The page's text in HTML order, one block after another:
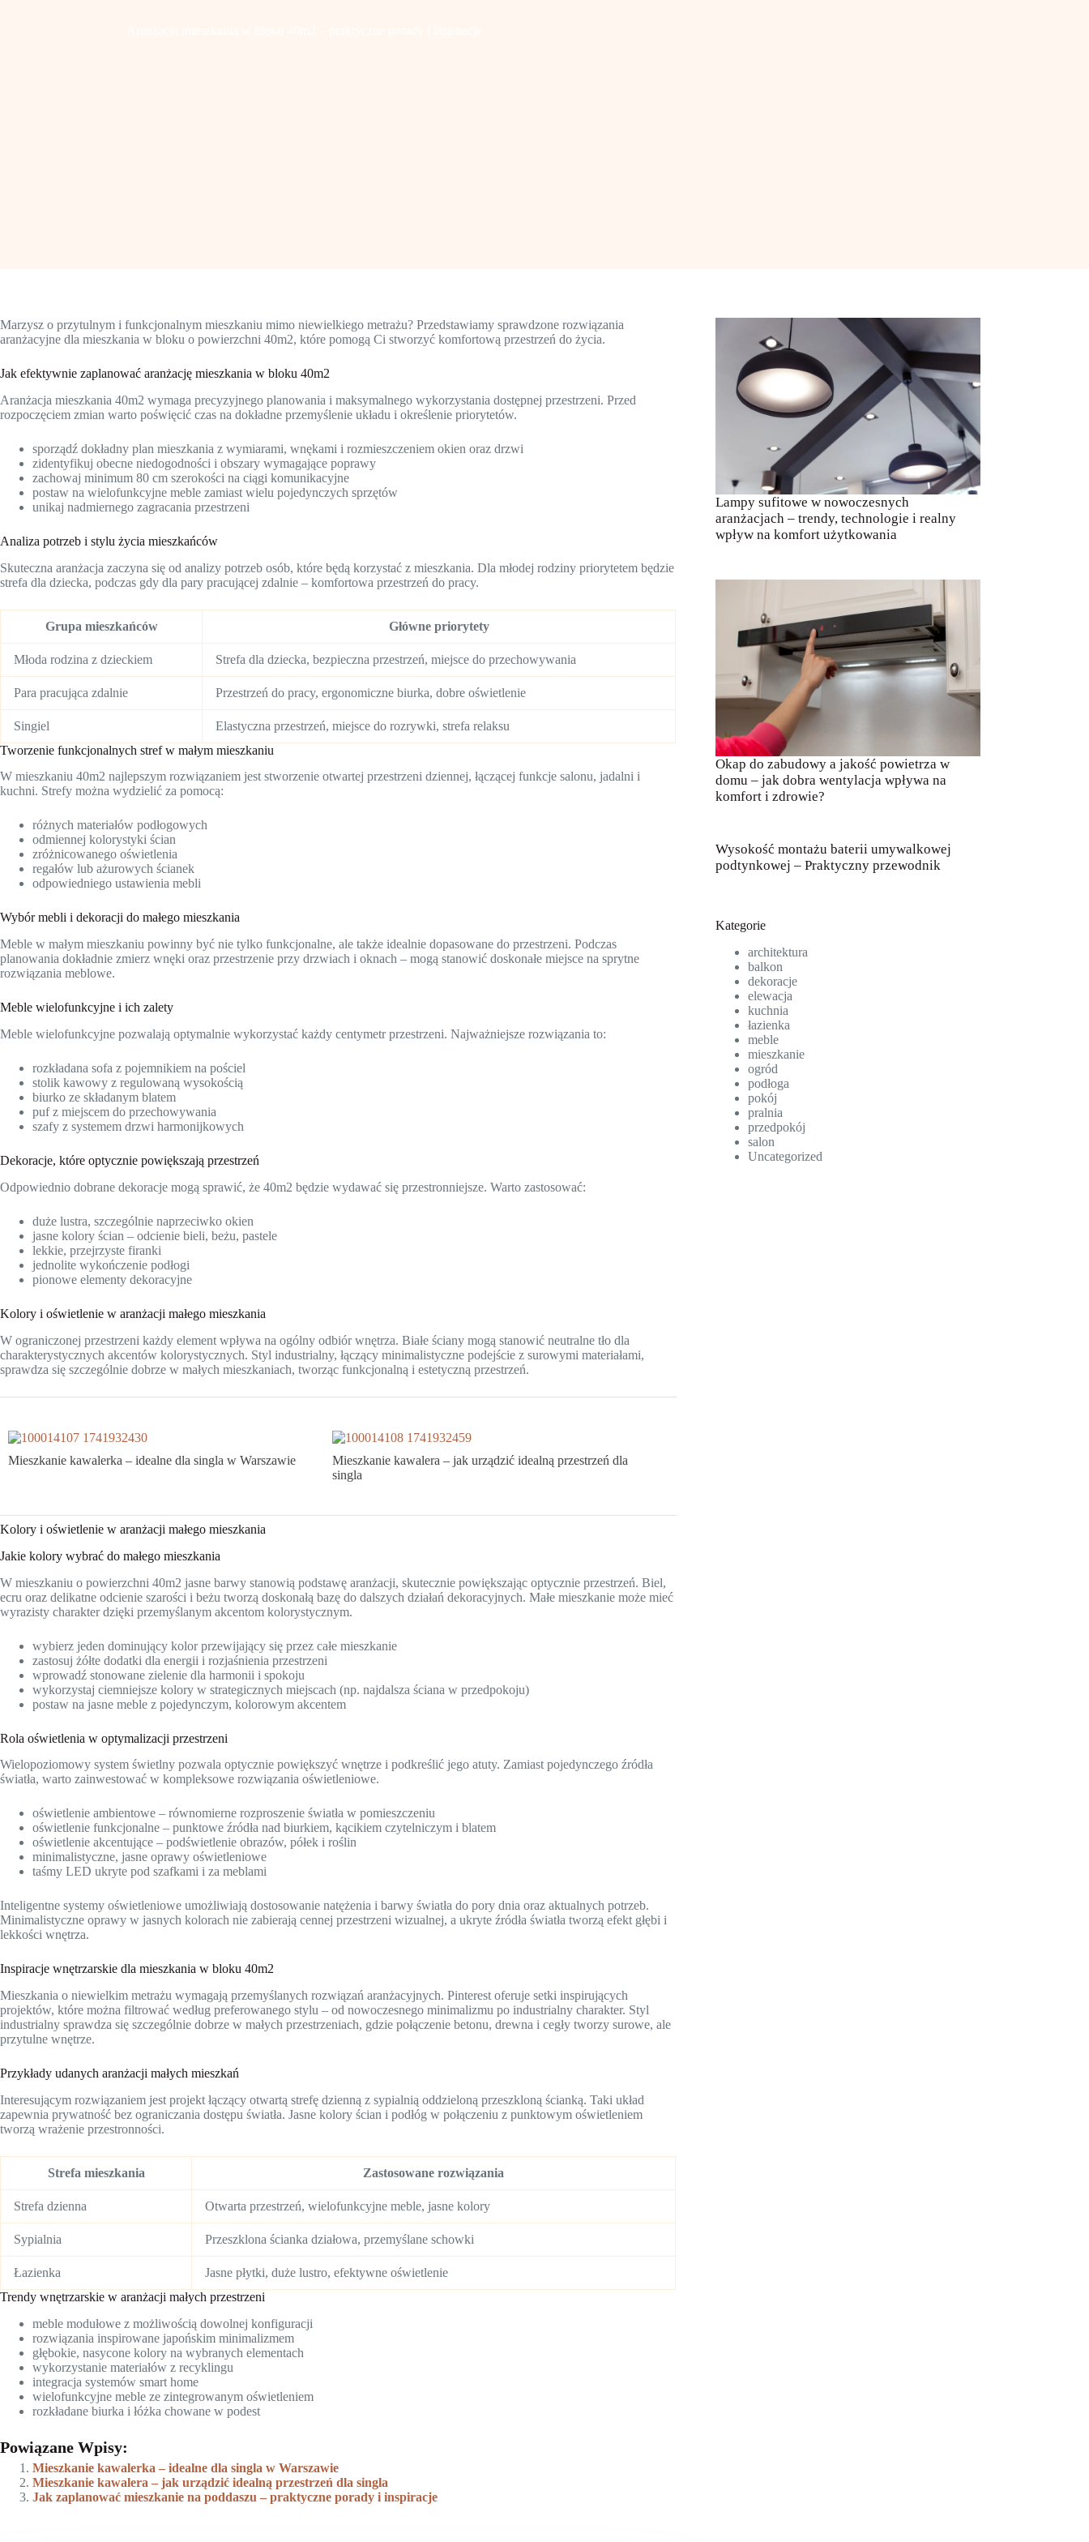
Marzysz o przytulnym i funkcjonalnym mieszkaniu mimo niewielkiego metrażu? Przedstawiamy sprawdzone rozwiązania
aranżacyjne dla mieszkania w bloku o powierzchni 40m2, które pomogą Ci stworzyć komfortową przestrzeń do życia.
Jak efektywnie zaplanować aranżację mieszkania w bloku 40m2
Aranżacja mieszkania 40m2 wymaga precyzyjnego planowania i maksymalnego wykorzystania dostępnej przestrzeni. Przed
rozpoczęciem zmian warto poświęcić czas na dokładne przemyślenie układu i określenie priorytetów.
sporządź dokładny plan mieszkania z wymiarami, wnękami i rozmieszczeniem okien oraz drzwi
zidentyfikuj obecne niedogodności i obszary wymagające poprawy
zachowaj minimum 80 cm szerokości na ciągi komunikacyjne
postaw na wielofunkcyjne meble zamiast wielu pojedynczych sprzętów
unikaj nadmiernego zagracania przestrzeni
Analiza potrzeb i stylu życia mieszkańców
Skuteczna aranżacja zaczyna się od analizy potrzeb osób, które będą korzystać z mieszkania. Dla młodej rodziny priorytetem będzie
strefa dla dziecka, podczas gdy dla pary pracującej zdalnie – komfortowa przestrzeń do pracy.
Grupa mieszkańców Główne priorytety
Młoda rodzina z dzieckiem Strefa dla dziecka, bezpieczna przestrzeń, miejsce do przechowywania
Para pracująca zdalnie Przestrzeń do pracy, ergonomiczne biurka, dobre oświetlenie
Singiel
Elastyczna przestrzeń, miejsce do rozrywki, strefa relaksu
Tworzenie funkcjonalnych stref w małym mieszkaniu
W mieszkaniu 40m2 najlepszym rozwiązaniem jest stworzenie otwartej przestrzeni dziennej, łączącej funkcje salonu, jadalni i
kuchni. Strefy można wydzielić za pomocą:
różnych materiałów podłogowych
odmiennej kolorystyki ścian
zróżnicowanego oświetlenia
regałów lub ażurowych ścianek
odpowiedniego ustawienia mebli
Wybór mebli i dekoracji do małego mieszkania
Meble w małym mieszkaniu powinny być nie tylko funkcjonalne, ale także idealnie dopasowane do przestrzeni. Podczas
planowania dokładnie zmierz wnęki oraz przestrzenie przy drzwiach i oknach – mogą stanowić doskonałe miejsce na sprytne
rozwiązania meblowe.
Meble wielofunkcyjne i ich zalety
Meble wielofunkcyjne pozwalają optymalnie wykorzystać każdy centymetr przestrzeni. Najważniejsze rozwiązania to:
rozkładana sofa z pojemnikiem na pościel
stolik kawowy z regulowaną wysokością
biurko ze składanym blatem
puf z miejscem do przechowywania
szafy z systemem drzwi harmonijkowych
Dekoracje, które optycznie powiększają przestrzeń
Odpowiednio dobrane dekoracje mogą sprawić, że 40m2 będzie wydawać się przestronniejsze. Warto zastosować:
duże lustra, szczególnie naprzeciwko okien
jasne kolory ścian – odcienie bieli, beżu, pastele
lekkie, przejrzyste firanki
jednolite wykończenie podłogi
pionowe elementy dekoracyjne
Kolory i oświetlenie w aranżacji małego mieszkania
W ograniczonej przestrzeni każdy element wpływa na ogólny odbiór wnętrza. Białe ściany mogą stanowić neutralne tło dla
charakterystycznych akcentów kolorystycznych. Styl industrialny, łączący minimalistyczne podejście z surowymi materiałami,
sprawdza się szczególnie dobrze w małych mieszkaniach, tworząc funkcjonalną i estetyczną przestrzeń.
Mieszkanie kawalerka – idealne dla singla w Warszawie
Mieszkanie kawalera – jak urządzić idealną przestrzeń dla
singla
Kolory i oświetlenie w aranżacji małego mieszkania
Jakie kolory wybrać do małego mieszkania
W mieszkaniu o powierzchni 40m2 jasne barwy stanowią podstawę aranżacji, skutecznie powiększając optycznie przestrzeń. Biel,
ecru oraz delikatne odcienie szarości i beżu tworzą doskonałą bazę do dalszych działań dekoracyjnych. Małe mieszkanie może mieć
wyrazisty charakter dzięki przemyślanym akcentom kolorystycznym.
wybierz jeden dominujący kolor przewijający się przez całe mieszkanie
zastosuj żółte dodatki dla energii i rozjaśnienia przestrzeni
wprowadź stonowane zielenie dla harmonii i spokoju
wykorzystaj ciemniejsze kolory w strategicznych miejscach (np. najdalsza ściana w przedpokoju)
postaw na jasne meble z pojedynczym, kolorowym akcentem
Rola oświetlenia w optymalizacji przestrzeni
Wielopoziomowy system świetlny pozwala optycznie powiększyć wnętrze i podkreślić jego atuty. Zamiast pojedynczego źródła
światła, warto zainwestować w kompleksowe rozwiązania oświetleniowe.
oświetlenie ambientowe – równomierne rozproszenie światła w pomieszczeniu
oświetlenie funkcjonalne – punktowe źródła nad biurkiem, kącikiem czytelniczym i blatem
oświetlenie akcentujące – podświetlenie obrazów, półek i roślin
minimalistyczne, jasne oprawy oświetleniowe
taśmy LED ukryte pod szafkami i za meblami
Inteligentne systemy oświetleniowe umożliwiają dostosowanie natężenia i barwy światła do pory dnia oraz aktualnych potrzeb.
Minimalistyczne oprawy w jasnych kolorach nie zabierają cennej przestrzeni wizualnej, a ukryte źródła światła tworzą efekt głębi i
lekkości wnętrza.
Inspiracje wnętrzarskie dla mieszkania w bloku 40m2
Mieszkania o niewielkim metrażu wymagają przemyślanych rozwiązań aranżacyjnych. Pinterest oferuje setki inspirujących
projektów, które można filtrować według preferowanego stylu – od nowoczesnego minimalizmu po industrialny charakter. Styl
industrialny sprawdza się szczególnie dobrze w małych przestrzeniach, gdzie połączenie betonu, drewna i cegły tworzy surowe, ale
przytulne wnętrze.
Przykłady udanych aranżacji małych mieszkań
Interesującym rozwiązaniem jest projekt łączący otwartą strefę dzienną z sypialnią oddzieloną przeszkloną ścianką. Taki układ
zapewnia prywatność bez ograniczania dostępu światła. Jasne kolory ścian i podłóg w połączeniu z punktowym oświetleniem
tworzą wrażenie przestronności.
Strefa mieszkania Zastosowane rozwiązania
Strefa dzienna Otwarta przestrzeń, wielofunkcyjne meble, jasne kolory
Sypialnia Przeszklona ścianka działowa, przemyślane schowki
Łazienka
Jasne płytki, duże lustro, efektywne oświetlenie
Trendy wnętrzarskie w aranżacji małych przestrzeni
meble modułowe z możliwością dowolnej konfiguracji
rozwiązania inspirowane japońskim minimalizmem
głębokie, nasycone kolory na wybranych elementach
wykorzystanie materiałów z recyklingu
integracja systemów smart home
wielofunkcyjne meble ze zintegrowanym oświetleniem
rozkładane biurka i łóżka chowane w podest
Powiązane Wpisy:
Mieszkanie kawalerka – idealne dla singla w Warszawie
Mieszkanie kawalera – jak urządzić idealną przestrzeń dla singla
Jak zaplanować mieszkanie na poddaszu – praktyczne porady i inspiracje
Lampy sufitowe w nowoczesnych
aranżacjach – trendy, technologie i realny
wpływ na komfort użytkowania
Okap do zabudowy a jakość powietrza w
domu – jak dobra wentylacja wpływa na
komfort i zdrowie?
Wysokość montażu baterii umywalkowej
podtynkowej – Praktyczny przewodnik
Kategorie
architektura
balkon
dekoracje
elewacja
kuchnia
łazienka
meble
mieszkanie
ogród
podłoga
pokój
pralnia
przedpokój
salon
Uncategorized